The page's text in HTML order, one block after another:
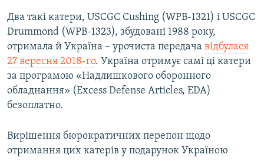
Два такі катери, USCGC Cushing (WPB-1321) і USCGC
Drummond (WPB-1323), збудовані 1988 року,
отримала й Україна – урочиста передача відбулася
27 вересня 2018-го. Україна отримує самі ці катери
за програмою «Надлишкового оборонного
обладнання» (Excess Defense Articles, EDA)
безоплатно.
Вирішення бюрократичних перепон щодо
отримання цих катерів у подарунок Україною